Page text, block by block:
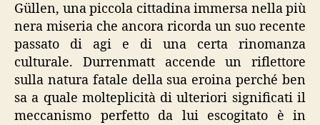
Güllen, una piccola cittadina immersa nella più
nera miseria che ancora ricorda un suo recente
passato di agi e di una certa rinomanza
culturale. Durrenmatt accende un riflettore
sulla natura fatale della sua eroina perché ben
sa a quale molteplicità di ulteriori significati il
meccanismo perfetto da lui escogitato è in